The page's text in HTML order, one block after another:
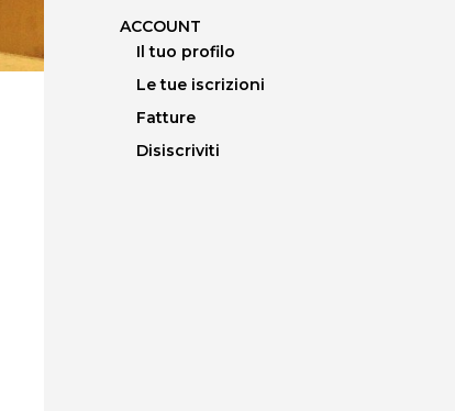
ACCOUNT
Il tuo profilo
Le tue iscrizioni
Fatture
Disiscriviti